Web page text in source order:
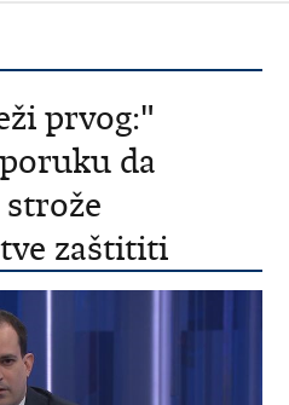
prvog:"
da
zaštititi